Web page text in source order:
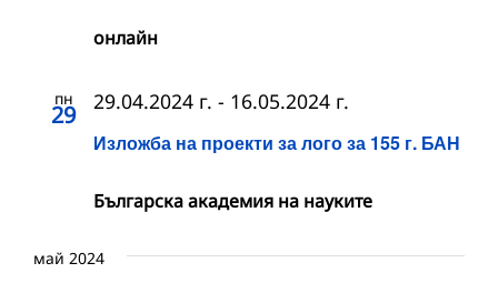
онлайн
пн
29
Изложба на проекти за лого за 155 г. БАН
29.04.2024 г. - 16.05.2024 г.
Българска академия на науките
май 2024